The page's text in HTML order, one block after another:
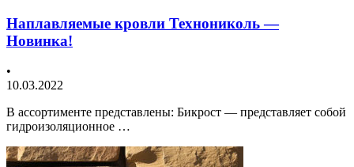
Наплавляемые кровли Технониколь —
Новинка!
•
10.03.2022
В ассортименте представлены: Бикрост — представляет собой
гидроизоляционное …